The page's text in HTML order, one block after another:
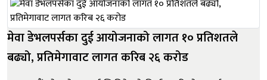
एक अर्ब २४ करोड १० लाख रुपैयाँको कारोबार गरेको थियो भने
यसअ...
मेवा डेभलपर्सका दुई आयोजनाको लागत १० प्रतिशतले
बढ्यो, प्रतिमेगावाट लागत करिब २६ करोड